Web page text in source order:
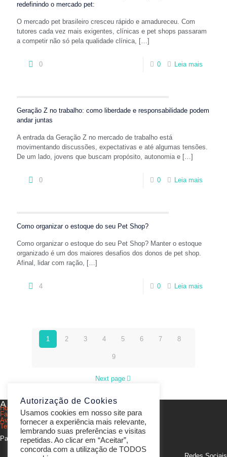
redefinindo o mercado pet:
O mercado pet brasileiro cresceu rápido e amadureceu. Com
tutores cada vez mais exigentes, clínicas e pet shops passaram
a competir não só pela qualidade clínica, […]
0 0 Leia mais
Geração Z no trabalho: como liberdade e responsabilidade podem
andar juntas
A entrada da Geração Z no mercado de trabalho está
movimentando discussões, expectativas e até algumas tensões.
De um lado, jovens que buscam propósito, autonomia e […]
0 0 Leia mais
Como organizar o estoque do seu Pet Shop?
Como organizar o estoque do seu Pet Shop? Manter o estoque
organizado é um dos maiores desafios dos donos de pet shop.
Afinal, lidar com ração, […]
4 0 Leia mais
1 2 3 4 5 6 7 8
9
Next page
A Peti9
Home
Fale conosco
Aviso de privacidade
Termos e condições de uso
Parcerias
Autorização de Cookies
Usamos cookies em nosso site para
fornecer a experiência mais relevante,
lembrando suas preferências e visitas
repetidas. Ao clicar em “Aceitar”,
concorda com a utilização de TODOS